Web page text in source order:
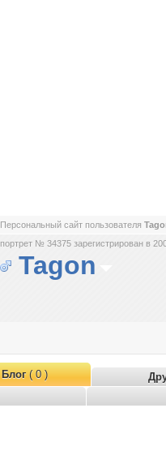
Персональный сайт пользователя
портрет № 34375 зарегистрирован в
Tagon
Блог( 0 )